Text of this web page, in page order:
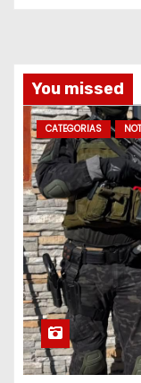
a
s
You missed
CATEGORIAS